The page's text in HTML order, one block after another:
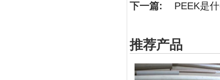
下一篇: PEEK是
推荐产品